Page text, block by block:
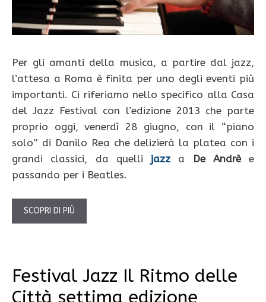
Per gli amanti della musica, a partire dal jazz,
l’attesa a Roma è finita per uno degli eventi più
importanti. Ci riferiamo nello specifico alla Casa
del Jazz Festival con l’edizione 2013 che parte
proprio oggi, venerdì 28 giugno, con il “piano
solo” di Danilo Rea che delizierà la platea con i
grandi classici, da quelli jazz a De Andrèe
passando per i Beatles.
SCOPRI DI PIÙ
Festival Jazz Il Ritmo delle
Città settima edizione